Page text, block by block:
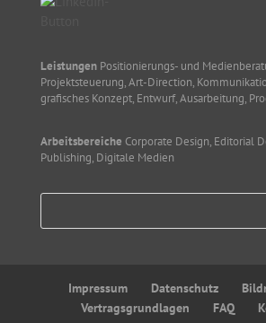
LeistungenPositionierungs- und
Projektsteuerung, Art-Direction,
grafisches Konzept, Entwurf, Ausarbeitung,
Arbeitsbereiche Corporate Design, Editorial
Publishing, Digitale Medien
Impressum Datenschutz
Vertragsgrundlagen
FAQ